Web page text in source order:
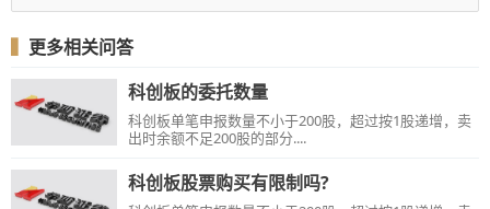
▍ 更多相关问答
科创板的委托数量
科创板单笔申报数量不小于200股，超过按1股递增，卖
出时余额不足200股的部分....
科创板股票购买有限制吗?